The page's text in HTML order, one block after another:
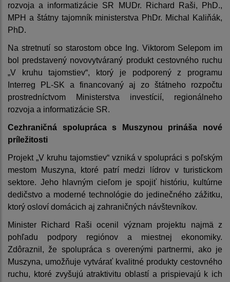
rozvoja a informatizácie SR MUDr. Richard Raši, PhD.,
MPH a štátny tajomník ministerstva PhDr. Michal Kaliňák,
PhD.
Na stretnutí so starostom obce Ing. Viktorom Selepom im
bol predstavený novovytváraný produkt cestovného ruchu
„V kruhu tajomstiev“, ktorý je podporený z programu
Interreg PL-SK a financovaný aj zo štátneho rozpočtu
prostredníctvom Ministerstva investícií, regionálneho
rozvoja a informatizácie SR.
Cezhraničná spolupráca s Muszynou prináša nové
príležitosti
Projekt „V kruhu tajomstiev“ vzniká v spolupráci s poľským
mestom Muszyna, ktoré patrí medzi lídrov v turistickom
sektore. Jeho hlavným cieľom je spojiť históriu, kultúrne
dedičstvo a moderné technológie do jedinečného zážitku,
ktorý osloví domácich aj zahraničných návštevníkov.
Minister Richard Raši ocenil význam projektu najmä z
pohľadu podpory regiónov a miestnej ekonomiky.
Zdôraznil, že spolupráca s overenými partnermi, ako je
Muszyna, umožňuje vytvárať kvalitné produkty cestovného
ruchu, ktoré zvyšujú atraktivitu oblastí a prispievajú k ich